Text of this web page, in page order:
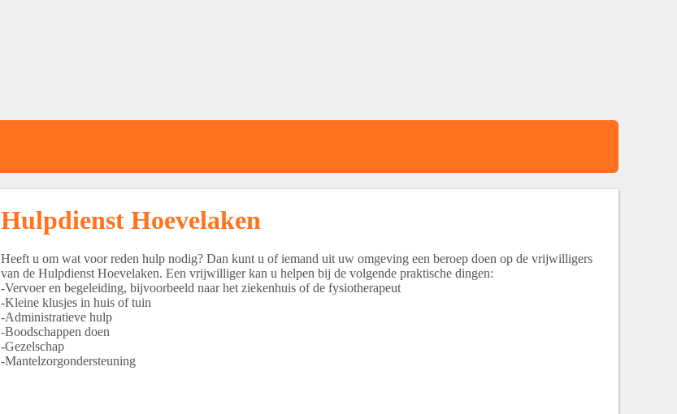
Hulpdienst Hoevelaken
Heeft u om wat voor reden hulp nodig? Dan kunt u of iemand uit uw omgeving een beroep doen op de vrijwilligers
van de Hulpdienst Hoevelaken. Een vrijwilliger kan u helpen bij de volgende praktische dingen:
-Vervoer en begeleiding, bijvoorbeeld naar het ziekenhuis of de fysiotherapeut
-Kleine klusjes in huis of tuin
-Administratieve hulp
-Boodschappen doen
-Gezelschap
-Mantelzorgondersteuning